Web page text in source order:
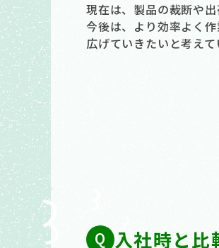
現在は、製品の裁断や
今後は、より効率よく
広げていきたいと考えて
入社時と比